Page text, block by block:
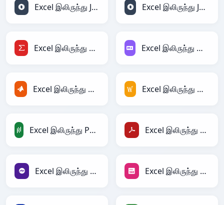
Excel இலிருந்து JSON Excel இலிருந்து JSONLines
Excel இலிருந்து LaTeX Excel இலிருந்து Markdown
Excel இலிருந்து MATLAB Excel இலிருந்து MediaWiki
Excel இலிருந்து PandasDataFrame Excel இலிருந்து PDF
Excel இலிருந்து PHP Excel இலிருந்து PNG